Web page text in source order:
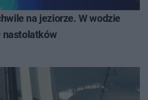
na jeziorze. W wodzie
nastolatków